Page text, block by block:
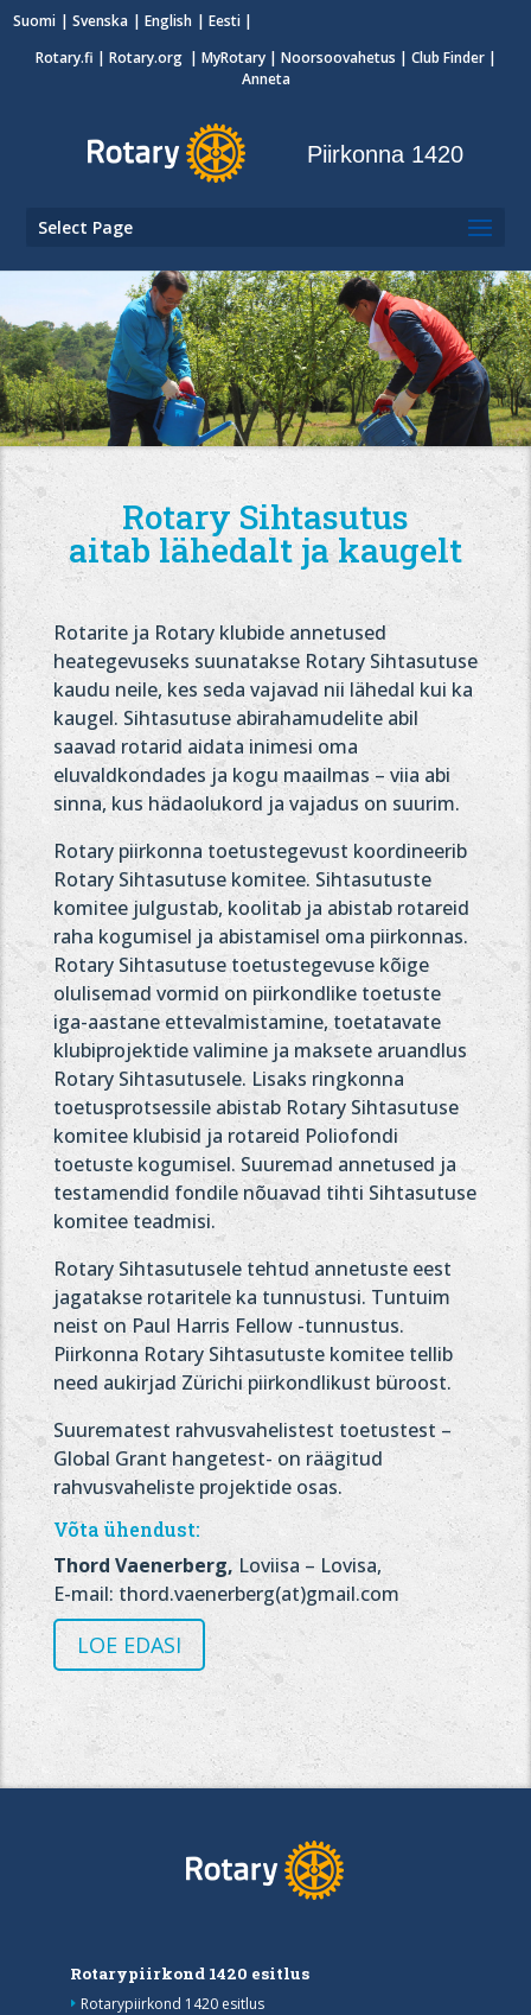
Suomi Svenska English
Eesti
Rotary.fi | Rotary.org | MyRotary| Noorsoovahetus | Club Finder|
Anneta
Piirkonna 1420
Select Page
Rotary Sihtasutus
aitab lähedalt ja kaugelt
Rotarite ja Rotary klubide annetused
heategevuseks suunatakse Rotary Sihtasutuse
kaudu neile, kes seda vajavad nii lähedal kui ka
kaugel. Sihtasutuse abirahamudelite abil
saavad rotarid aidata inimesi oma
eluvaldkondades ja kogu maailmas – viia abi
sinna, kus hädaolukord ja vajadus on suurim.
Rotary piirkonna toetustegevust koordineerib
Rotary Sihtasutuse komitee. Sihtasutuste
komitee julgustab, koolitab ja abistab rotareid
raha kogumisel ja abistamisel oma piirkonnas.
Rotary Sihtasutuse toetustegevuse kõige
olulisemad vormid on piirkondlike toetuste
iga-aastane ettevalmistamine, toetatavate
klubiprojektide valimine ja maksete aruandlus
Rotary Sihtasutusele. Lisaks ringkonna
toetusprotsessile abistab Rotary Sihtasutuse
komitee klubisid ja rotareid Poliofondi
toetuste kogumisel. Suuremad annetused ja
testamendid fondile nõuavad tihti Sihtasutuse
komitee teadmisi.
Rotary Sihtasutusele tehtud annetuste eest
jagatakse rotaritele ka tunnustusi. Tuntuim
neist on Paul Harris Fellow -tunnustus.
Piirkonna Rotary Sihtasutuste komitee tellib
need aukirjad Zürichi piirkondlikust büroost.
Suurematest rahvusvahelistest toetustest –
Global Grant hangetest- on räägitud
rahvusvaheliste projektide osas.
Võta ühendust:
Thord Vaenerberg, Loviisa – Lovisa,
E-mail: thord.vaenerberg(at)gmail.com
LOE EDASI
Rotarypiirkond 1420 esitlus
Rotarypiirkond 1420 esitlus